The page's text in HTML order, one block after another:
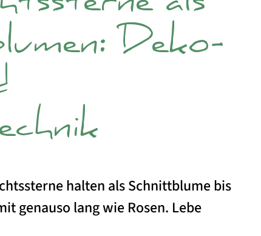
Deko-
halten als Schnittblume bis
genauso lang wie Rosen. Lebe